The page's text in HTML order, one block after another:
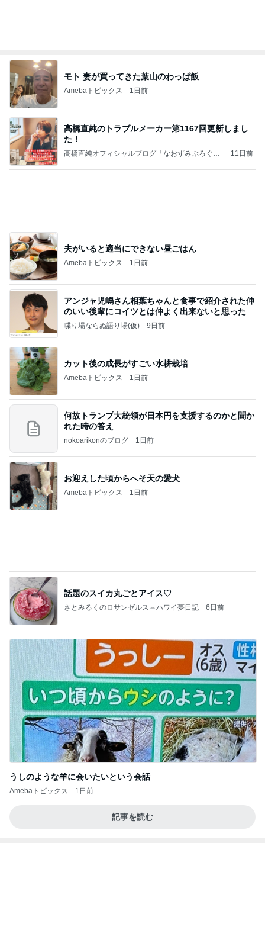
モト 妻が買ってきた葉山のわっぱ飯
Amebaトピックス 1日前
高橋直純のトラブルメーカー第1167回更新しまし
た！
高橋直純オフィシャルブログ「なおずみぶろぐ」
11日前
夫がいると適当にできない昼ごはん
Amebaトピックス 1日前
アンジャ児嶋さん相葉ちゃんと食事で紹介された仲
のいい後輩にコイツとは仲よく出来ないと思った
喋り場ならぬ語り場(仮) 9日前
カット後の成長がすごい水耕栽培
Amebaトピックス 1日前
何故トランプ大統領が日本円を支援するのかと聞か
れた時の答え
nokoarikonのブログ 1日前
お迎えした頃からへそ天の愛犬
Amebaトピックス 1日前
話題のスイカ丸ごとアイス♡
さとみるくのロサンゼルス⇔ハワイ夢日記 6日前
うしのような羊に会いたいという会話
Amebaトピックス 1日前
記事を読む